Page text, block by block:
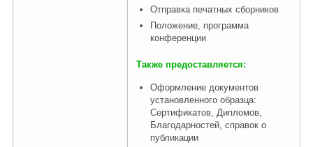
Отправка печатных сборников
Положение, программа
конференции
Также предоставляется:
Оформление документов
установленного образца:
Сертификатов, Дипломов,
Благодарностей, справок о
публикации